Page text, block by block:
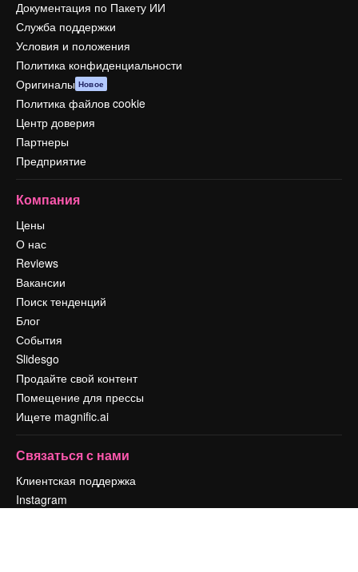
Документация по Пакету ИИ
Служба поддержки
Условия и положения
Политика конфиденциальности
Оригиналы Новое
Политика файлов cookie
Центр доверия
Партнеры
Предприятие
Компания
Цены
О нас
Reviews
Вакансии
Поиск тенденций
Блог
События
Slidesgo
Продайте свой контент
Помещение для прессы
Ищете magnific.ai
Связаться с нами
Клиентская поддержка
Instagram